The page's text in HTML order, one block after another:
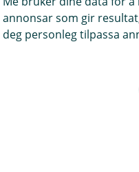
minibanken spør.
skjermen før du
kan ta eigne
å ta ut pengar
annonsar som gir
deg personleg tilpassa